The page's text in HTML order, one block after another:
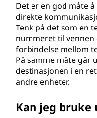
Det er en god måte
direkte
Tenk på det som en
nummeret til
forbindelse mellom
På samme måte går
destinasjonen i en
andre enheter.
Kan jeg bruke